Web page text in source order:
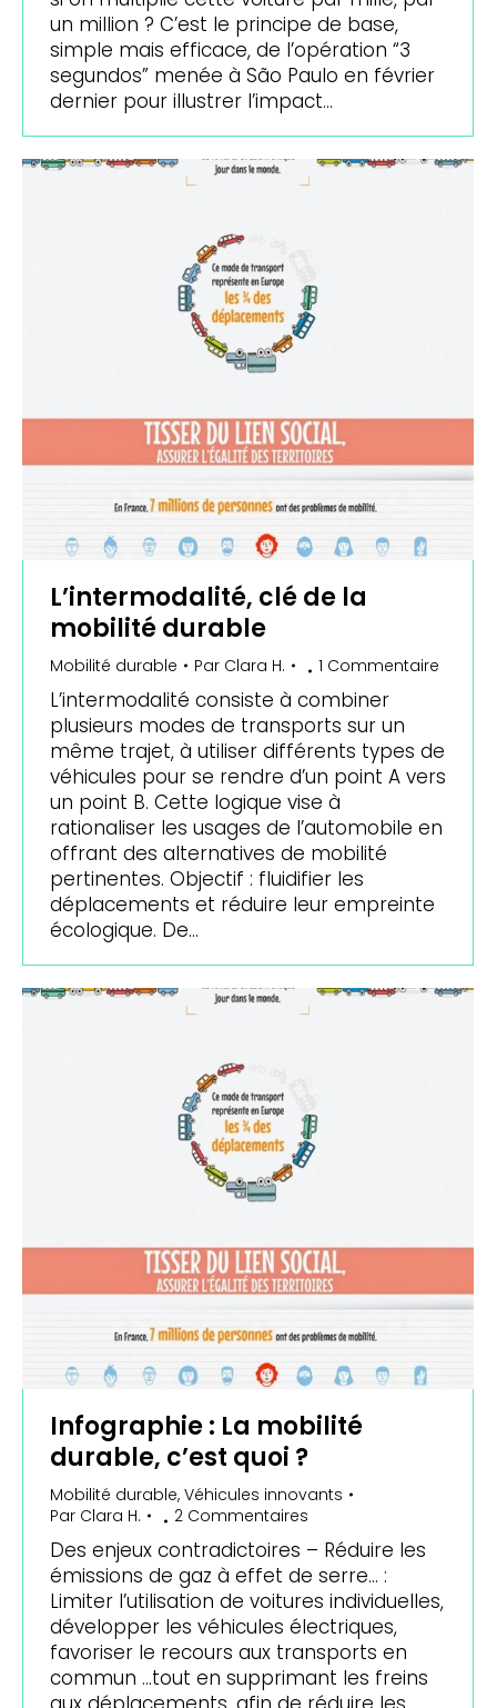
un million ? C’est le principe de base,
simple mais efficace, de l’opération “3
segundos” menée à São Paulo en février
dernier pour illustrer l’impact…
L’intermodalité, clé de la
mobilité durable
Mobilité durable Par Clara H. 1 Commentaire
L’intermodalité consiste à combiner
plusieurs modes de transports sur un
même trajet, à utiliser différents types de
véhicules pour se rendre d’un point A vers
un point B. Cette logique vise à
rationaliser les usages de l’automobile en
offrant des alternatives de mobilité
pertinentes. Objectif : fluidifier les
déplacements et réduire leur empreinte
écologique. De…
Infographie : La mobilité
durable, c’est quoi ?
Mobilité durable, Véhicules innovants
Par Clara H. 2 Commentaires
Des enjeux contradictoires – Réduire les
émissions de gaz à effet de serre… :
Limiter l’utilisation de voitures individuelles,
développer les véhicules électriques,
favoriser le recours aux transports en
commun …tout en supprimant les freins